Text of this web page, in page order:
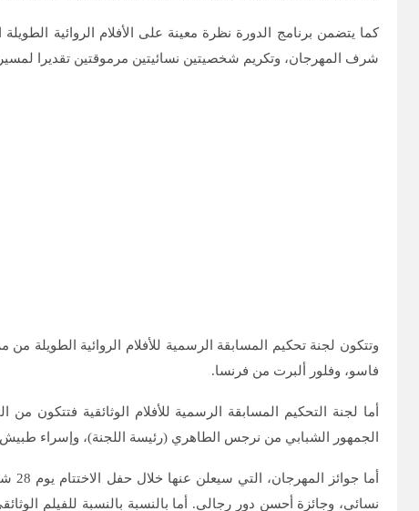
كما يتضمن برنامج الدورة نظرة معينة على الأفلام الروائية الطويلة
شرف المهرجان، وتكريم شخصيتين نسائيتين مرموقتين تقديرا
وتتكون لجنة تحكيم المسابقة الرسمية للأفلام الروائية
فاسو، وفلور ألبرت من فرنسا.
أما لجنة التحكيم المسابقة الرسمية للأفلام الوثائقية فتتكون
الجمهور الشبابي من نرجس الطاهري (رئيسة اللجنة)، وإسراء
نسائي، وجائزة أحسن دور رجالي. أما بالنسبة بالنسبة للفيلم